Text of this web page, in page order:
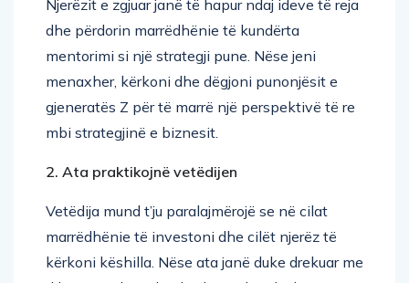
dhe përdorin marrëdhënie të kundërta
mentorimi si një strategji pune. Nëse jeni
menaxher, kërkoni dhe dëgjoni punonjësit e
gjeneratës Z për të marrë një perspektivë të re
mbi strategjinë e biznesit.
marrëdhënie të investoni dhe cilët njerëz të
kërkoni këshilla. Nëse ata janë duke drekuar me
dikë që përhap thashetheme keqdashëse për